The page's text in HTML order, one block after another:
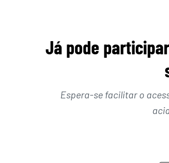
Já pode
Espera-se facilitar o